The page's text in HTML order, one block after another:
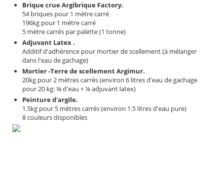
Brique crue Argibrique Factory.
54 briques pour 1 mètre carré
196kg pour 1 mètre carré
5 mètre carrés par palette (1 tonne)
Adjuvant Latex .
Additif d'adhérence pour mortier de scellement (à mélanger
dans l'eau de gachage)
Mortier -Terre de scellement Argimur.
20kg pour 2 mètres carrés (environ 6 litres d'eau de gachage
pour 20 kg: ¾ d'eau + ¼ adjuvant latex)
Peinture d'argile.
1.5kg pour 5 mètres carrés (environ 1.5 litres d'eau pure)
8 couleurs disponibles